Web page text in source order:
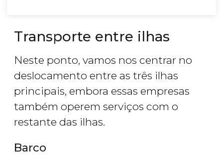
Transporte entre ilhas
Neste ponto, vamos nos centrar no
deslocamento entre as três ilhas
principais, embora essas empresas
também operem serviços com o
restante das ilhas.
Barco